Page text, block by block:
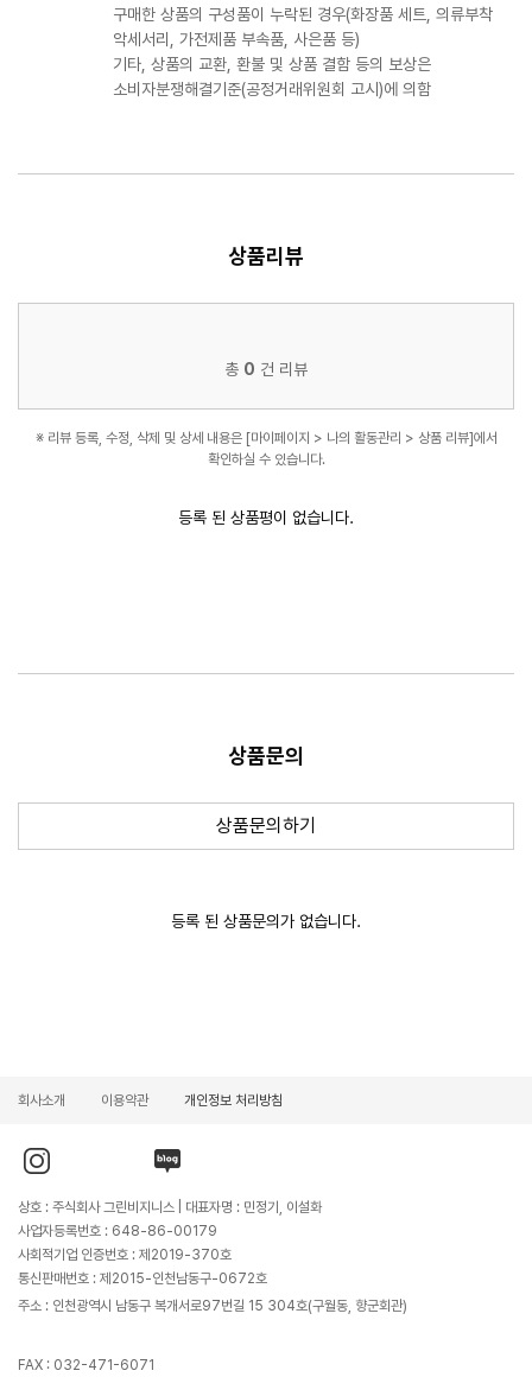
구매한 상품의 구성품이 누락된 경우(화장품 세트, 의류부착
악세서리, 가전제품 부속품, 사은품 등)
기타, 상품의 교환, 환불 및 상품 결함 등의 보상은
소비자분쟁해결기준(공정거래위원회 고시)에 의함
상품리뷰
총 0 건 리뷰
※ 리뷰 등록, 수정, 삭제 및 상세 내용은 [마이페이지 > 나의 활동관리 > 상품 리뷰]에서
확인하실 수 있습니다.
등록 된 상품평이 없습니다.
상품문의
상품문의하기
등록 된 상품문의가 없습니다.
회사소개 이용약관 개인정보 처리방침
인
스
그
램
바
로
가
바
로
가
기
블
로
바
로
가
기
상호 : 주식회사 그린비지니스 | 대표자명 : 민정기, 이설화
사업자등록번호 : 648-86-00179
사회적기업 인증번호 : 제2019-370호
통신판매번호 : 제2015-인천남동구-0672호
주소 : 인천광역시 남동구 복개서로97번길 15 304호(구월동, 향군회관)
FAX : 032-471-6071